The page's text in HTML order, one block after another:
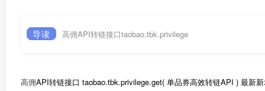
导读 高佣API转链接口taobao.tbk.privilege
高佣API转链接口 taobao.tbk.privilege.get( 单品券高效转链API ) 最新